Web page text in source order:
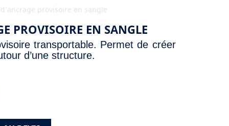
Formations des travailleurs
?
des EPI antichutes
provisoire en sangle
PROVISOIRE EN SANGLE
soire transportable. Permet de créer
d’une structure.